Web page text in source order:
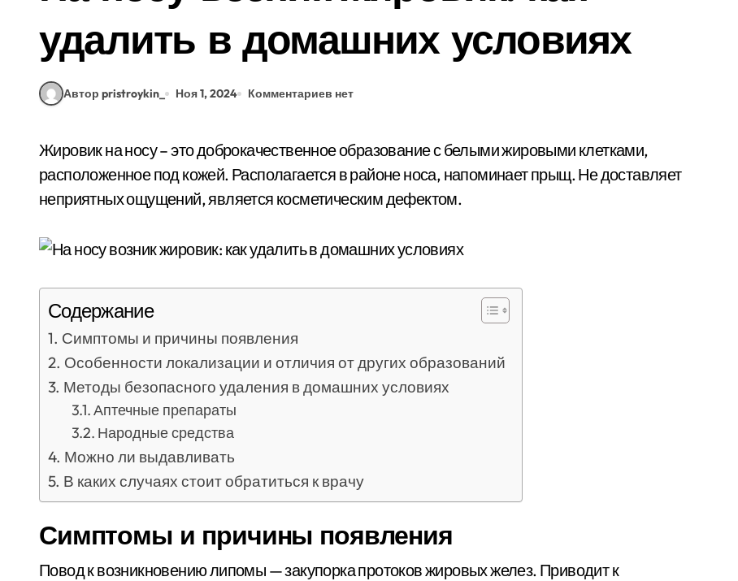
удалить в домашних условиях
Автор pristroykin_ Ноя 1, 2024 Комментариев нет
Жировик на носу – это доброкачественное образование с белыми жировыми клетками,
расположенное под кожей. Располагается в районе носа, напоминает прыщ. Не доставляет
неприятных ощущений, является косметическим дефектом.
Содержание
Симптомы и причины появления
Особенности локализации и отличия от других образований
Методы безопасного удаления в домашних условиях
Аптечные препараты
Народные средства
Можно ли выдавливать
В каких случаях стоит обратиться к врачу
Симптомы и причины появления
Повод к возникновению липомы — закупорка протоков жировых желез. Приводит к